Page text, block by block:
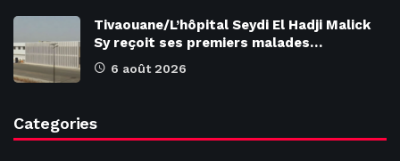
Tivaouane/L’hôpital Seydi El Hadji Malick
Sy reçoit ses premiers malades…
6 août 2026
Categories